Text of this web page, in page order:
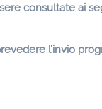
consultate ai
l’invio